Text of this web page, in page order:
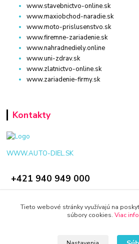
www.stavebnictvo-online.sk
www.maxiobchod-naradie.sk
www.moto-prislusenstvo.sk
www.firemne-zariadenie.sk
www.nahradnediely.online
www.uni-zdrav.sk
www.zlatnictvo-online.sk
www.zariadenie-firmy.sk
Kontakty
WWW.AUTO-DIEL.SK
+421 940 949 000
Tieto webové stránky využívajú na
súbory cookies. Viac